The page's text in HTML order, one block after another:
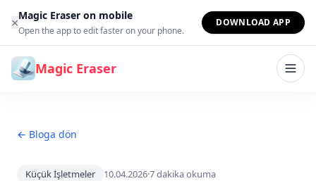
İçeriğe geç
×Magic Eraser on mobile
Open the app to edit faster on your phone.
DOWNLOAD APP
Magic Eraser
← Bloga dön
Küçük İşletmeler 10.04.2026·7dakika okuma